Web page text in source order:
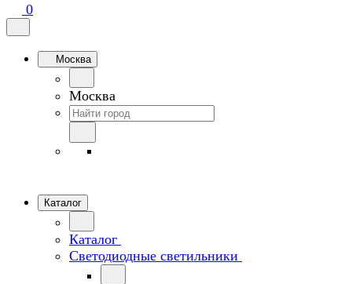
0
Москва
Москва
Каталог
Каталог
Светодиодные светильники